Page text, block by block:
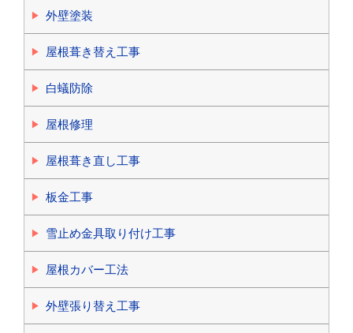
外壁塗装
屋根葺き替え工事
白蟻防除
屋根修理
屋根葺き直し工事
板金工事
雪止め金具取り付け工事
屋根カバー工法
外壁張り替え工事